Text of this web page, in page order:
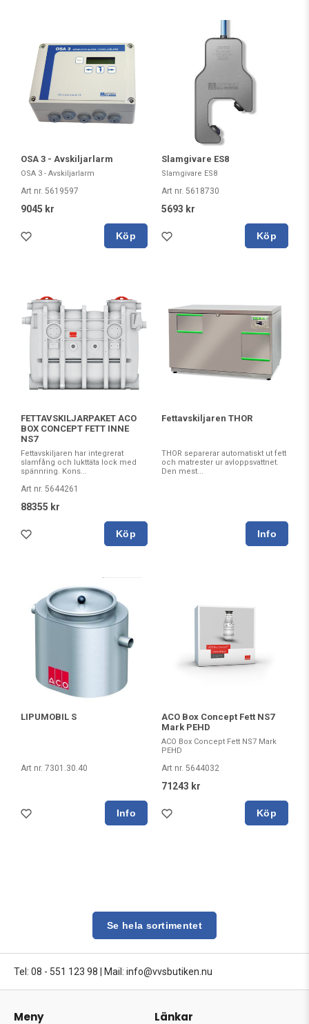
OSA 3 - Avskiljarlarm
OSA 3 - Avskiljarlarm
Art nr. 5619597
9045 kr
Köp
Slamgivare ES8
Slamgivare ES8
Art nr. 5618730
5693 kr
Köp
FETTAVSKILJARPAKET ACO
BOX CONCEPT FETT INNE
NS7
Fettavskiljaren har integrerat
slamfång och lukttäta lock med
spännring. Kons...
Art nr. 5644261
88355 kr
Köp
Fettavskiljaren THOR
THOR separerar automatiskt ut fett
och matrester ur avloppsvattnet.
Den mest...
LIPUMOBIL S
Art nr. 7301.30.40
ACO Box Concept Fett NS7
Mark PEHD
ACO Box Concept Fett NS7 Mark
PEHD
Art nr. 5644032
71243 kr
Köp
Se hela sortimentet
Tel: 08 - 551 123 98 Mail: info@vvsbutiken.nu
Meny Länkar